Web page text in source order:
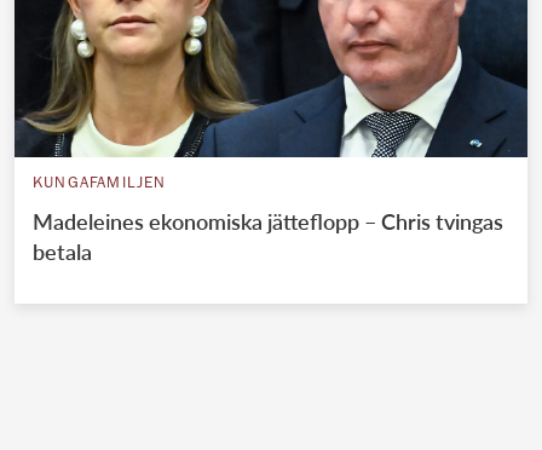
KUNGAFAMILJEN
Madeleines ekonomiska jätteflopp – Chris tvingas
betala